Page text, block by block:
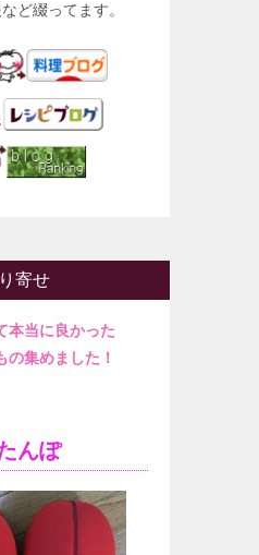
ど綴ってます。
寄せ
本当に良かった
の集めました！
んぽ